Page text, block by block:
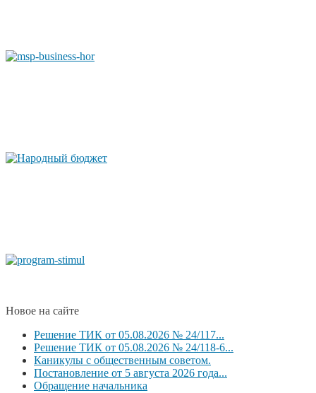
Новое на сайте
Решение ТИК от 05.08.2026 № 24/117...
Решение ТИК от 05.08.2026 № 24/118-6...
Каникулы с общественным советом.
Постановление от 5 августа 2026 года...
Обращение начальника